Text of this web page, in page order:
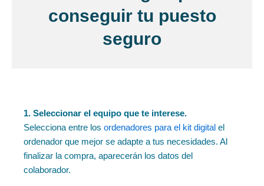
conseguir tu puesto
seguro
1. Seleccionar el equipo que te interese.
Selecciona entre los ordenadores para el kit digital el
ordenador que mejor se adapte a tus necesidades. Al
finalizar la compra, aparecerán los datos del
colaborador.